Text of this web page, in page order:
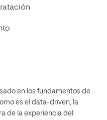
en los fundamentos de
es el data-driven, la
de la experiencia del